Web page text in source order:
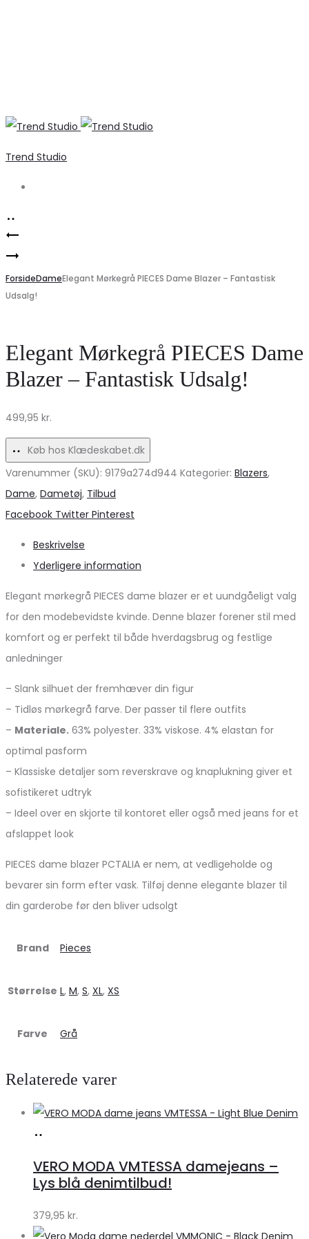
Trend Studio
Product
navigation
ONLORCHID
–
Dark
Earth
på
Liberté
FREJA
skjorte
armybrun
–
Elegant
ForsideDameElegant Mørkegrå PIECES Dame Blazer – Fantastisk
Udsalg!
Elegant Mørkegrå PIECES Dame
Blazer – Fantastisk Udsalg!
499,95 kr.
Køb hos Klædeskabet.dk
Varenummer (SKU): 9179a274d944 Kategorier: Blazers,
Dame, Dametøj, Tilbud
Share
Facebook Twitter Pinterest
Beskrivelse
Yderligere information
Elegant mørkegrå PIECES dame blazer er et uundgåeligt valg
for den modebevidste kvinde. Denne blazer forener stil med
komfort og er perfekt til både hverdagsbrug og festlige
anledninger
– Slank silhuet der fremhæver din figur
– Tidløs mørkegrå farve. Der passer til flere outfits
– Materiale. 63% polyester. 33% viskose. 4% elastan for
optimal pasform
– Klassiske detaljer som reverskrave og knaplukning giver et
sofistikeret udtryk
– Ideel over en skjorte til kontoret eller også med jeans for et
afslappet look
PIECES dame blazer PCTALIA er nem, at vedligeholde og
bevarer sin form efter vask. Tilføj denne elegante blazer til
din garderobe før den bliver udsolgt
Brand Pieces
Størrelse L, M, S, XL, XS
Farve Grå
Relaterede varer
Klædeskabet.dk
VERO MODA VMTESSA damejeans –
Lys blå denimtilbud!
379,95 kr.